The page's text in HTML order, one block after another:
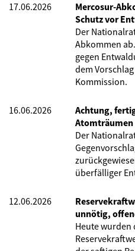
17.06.2026
Mercosur-
Schutz vor
Der
Abkommen
gegen
dem
Kommission.
16.06.2026
Achtung,
Atomträumen
Der
überfälliger
12.06.2026
unnötig,
Heute wurden